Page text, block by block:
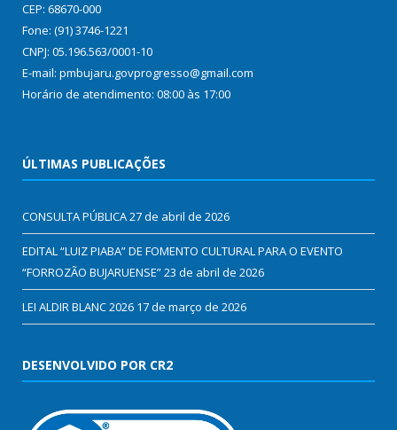
CEP: 68670-000
Fone: (91) 3746-1221
CNPJ: 05.196.563/0001-10
E-mail: pmbujaru.govprogresso@gmail.com
Horário de atendimento: 08:00 às 17:00
ÚLTIMAS PUBLICAÇÕES
CONSULTA PÚBLICA27 de abril de 2026
EDITAL “LUIZ PIABA” DE FOMENTO CULTURAL PARA O EVENTO
“FORROZÃO BUJARUENSE”23 de abril de 2026
LEI ALDIR BLANC 2026 17 de março de 2026
DESENVOLVIDO POR CR2